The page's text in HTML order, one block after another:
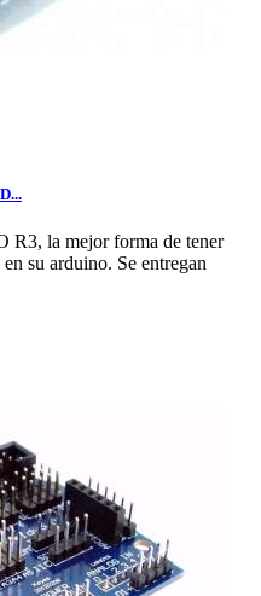
R3, la mejor forma de tener
su arduino. Se entregan